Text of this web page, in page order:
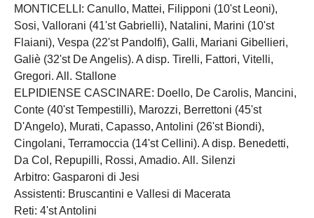
MONTICELLI: Canullo, Mattei, Filipponi (10'st Leoni),
Sosi, Vallorani (41'st Gabrielli), Natalini, Marini (10'st
Flaiani), Vespa (22'st Pandolfi), Galli, Mariani Gibellieri,
Galiè (32'st De Angelis). A disp. Tirelli, Fattori, Vitelli,
Gregori. All. Stallone
ELPIDIENSE CASCINARE: Doello, De Carolis, Mancini,
Conte (40'st Tempestilli), Marozzi, Berrettoni (45'st
D'Angelo), Murati, Capasso, Antolini (26'st Biondi),
Cingolani, Terramoccia (14'st Cellini). A disp. Benedetti,
Da Col, Repupilli, Rossi, Amadio. All. Silenzi
Arbitro: Gasparoni di Jesi
Assistenti: Bruscantini e Vallesi di Macerata
Reti: 4'st Antolini